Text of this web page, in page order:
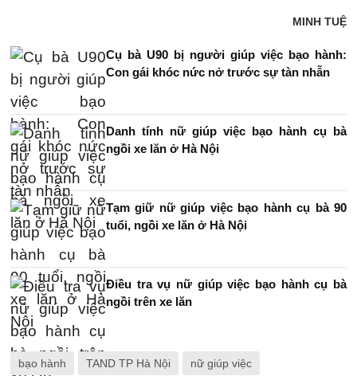
MINH TUỆ
Cụ bà U90 bị người giúp việc bạo hành:
Con gái khóc nức nở trước sự tàn nhẫn
Danh tính nữ giúp việc bạo hành cụ bà
ngồi xe lăn ở Hà Nội
Tạm giữ nữ giúp việc bạo hành cụ bà 90
tuổi, ngồi xe lăn ở Hà Nội
Điều tra vụ nữ giúp việc bạo hành cụ bà
ngồi trên xe lăn
bạo hành TAND TP Hà Nội nữ giúp việc